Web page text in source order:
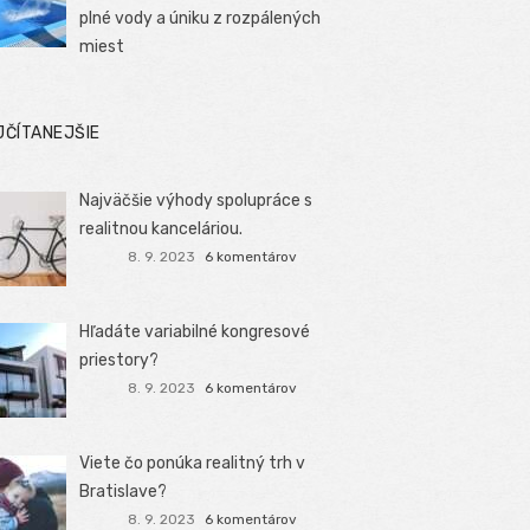
plné vody a úniku z rozpálených
miest
Najväčšie výhody spolupráce s
realitnou kanceláriou.
8. 9. 2023 6 komentárov
Hľadáte variabilné kongresové
priestory?
8. 9. 2023 6 komentárov
Viete čo ponúka realitný trh v
Bratislave?
8. 9. 2023 6 komentárov